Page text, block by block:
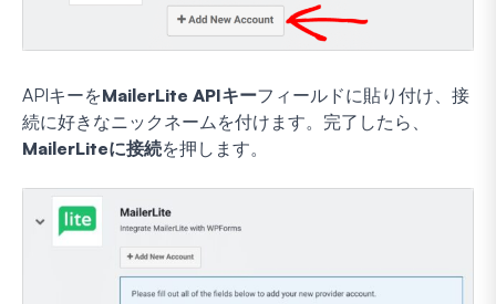
APIキーをMailerLite APIキーフィールドに貼り付け、接
続に好きなニックネームを付けます。完了したら、
MailerLiteに接続を押します。